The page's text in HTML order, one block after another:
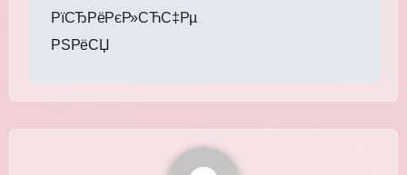
РїСЂРёРєР»СЋС‡Рµ
РЅРёСЏ